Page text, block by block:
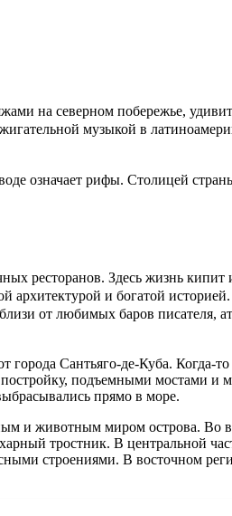
на северном побережье,
музыкой в
означает рифы. Столицей
ресторанов. Здесь жизнь кипит
и богатой
от любимых баров писателя,
Сантьяго-де-Куба. Когда-то
подъемными мостами
прямо в море.
и животным миром острова. Во
тростник. В центральной
строениями. В восточном